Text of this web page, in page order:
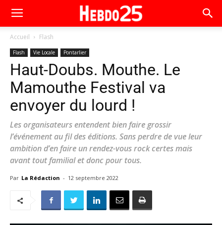
Accueil Flash
Flash Vie Locale Pontarlier
Haut-Doubs. Mouthe. Le
Mamouthe Festival va
envoyer du lourd !
Les organisateurs entendent bien faire grossir
l’événement au fil des éditions. Sans perdre de vue leur
ambition d’en faire un rendez-vous rock certes mais
avant tout familial et donc pour tous.
Par La Rédaction - 12 septembre 2022